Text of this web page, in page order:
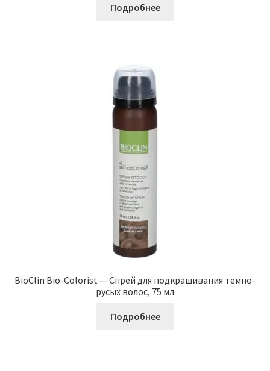
Подробнее
BioClin Bio-Colorist — Спрей для подкрашивания темно-
русых волос, 75 мл
Подробнее